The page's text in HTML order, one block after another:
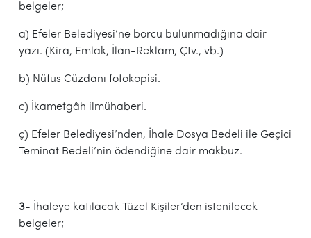
belgeler;
a) Efeler Belediyesi’ne borcu bulunmadığına dair
yazı. (Kira, Emlak, İlan-Reklam, Çtv., vb.)
b) Nüfus Cüzdanı fotokopisi.
c) İkametgâh ilmühaberi.
ç) Efeler Belediyesi’nden, İhale Dosya Bedeli ile Geçici
Teminat Bedeli’nin ödendiğine dair makbuz.
3- İhaleye katılacak Tüzel Kişiler’den istenilecek
belgeler;